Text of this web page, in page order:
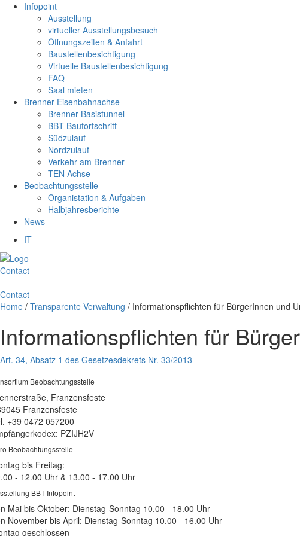
Infopoint
Ausstellung
virtueller Ausstellungsbesuch
Öffnungszeiten & Anfahrt
Baustellenbesichtigung
Virtuelle Baustellenbesichtigung
FAQ
Saal mieten
Brenner Eisenbahnachse
Brenner Basistunnel
BBT-Baufortschritt
Südzulauf
Nordzulauf
Verkehr am Brenner
TEN Achse
Beobachtungsstelle
Organistation & Aufgaben
Halbjahresberichte
News
IT
Contact
Contact
Home / Transparente Verwaltung / Informationspflichten für BürgerInnen und
Informationspflichten für
Art. 34, Absatz 1 des Gesetzesdekrets Nr. 33/2013
Beobachtungsstelle
Franzensfeste
Franzensfeste
+39 0472 057200
PZIJH2V
Beobachtungsstelle
bis Freitag:
- 12.00 Uhr & 13.00 - 17.00 Uhr
BBT-Infopoint
Mai bis Oktober: Dienstag-Sonntag 10.00 - 18.00 Uhr
November bis April: Dienstag-Sonntag 10.00 - 16.00 Uhr
geschlossen